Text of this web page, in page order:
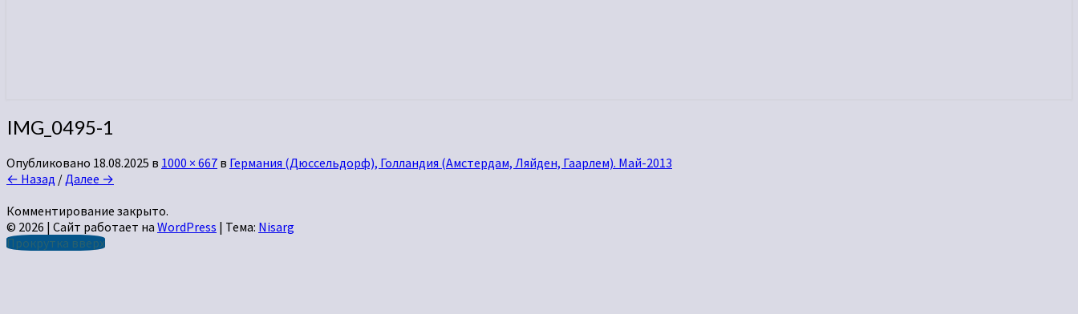
IMG_0495-1
Опубликовано 18.08.2025 в 1000 × 667 в Германия (Дюссельдорф), Голландия (Амстердам, Ляйден, Гаарлем). Май-2013
← Назад /Далее →
Комментирование закрыто.
© 2026 | Сайт работает на WordPress | Тема: Nisarg
Прокрутка вверх